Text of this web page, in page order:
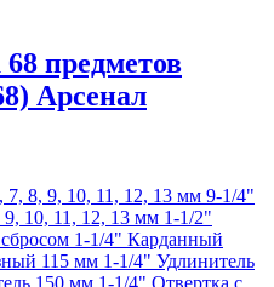
предметов
Арсенал
7, 8, 9, 10, 11, 12, 13 мм 9-1/4"
10, 11, 12, 13 мм 1-1/2"
1-1/4" Карданный
115 мм 1-1/4" Удлинитель
150 мм 1-1/4" Отвертка с